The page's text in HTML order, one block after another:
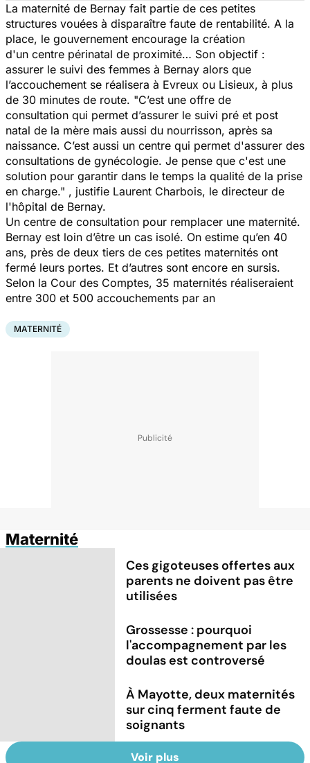
La maternité de Bernay fait partie de ces petites
structures vouées à disparaître faute de rentabilité. A la
place, le gouvernement encourage la création
d'un centre périnatal de proximité… Son objectif :
assurer le suivi des femmes à Bernay alors que
l’accouchement se réalisera à Evreux ou Lisieux, à plus
de 30 minutes de route. "C’est une offre de
consultation qui permet d’assurer le suivi pré et post
natal de la mère mais aussi du nourrisson, après sa
naissance. C’est aussi un centre qui permet d'assurer des
consultations de gynécologie. Je pense que c'est une
solution pour garantir dans le temps la qualité de la prise
en charge." , justifie Laurent Charbois, le directeur de
l'hôpital de Bernay.
Un centre de consultation pour remplacer une maternité.
Bernay est loin d’être un cas isolé. On estime qu’en 40
ans, près de deux tiers de ces petites maternités ont
fermé leurs portes. Et d’autres sont encore en sursis.
Selon la Cour des Comptes, 35 maternités réaliseraient
entre 300 et 500 accouchements par an
MATERNITÉ
Maternité
Ces gigoteuses offertes aux
parents ne doivent pas être
utilisées
Grossesse : pourquoi
l'accompagnement par les
doulas est controversé
À Mayotte, deux maternités
sur cinq ferment faute de
soignants
Voir plus